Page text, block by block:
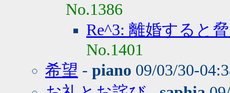
No.1386
Re^3: 離婚すると
No.1401
希望 - piano 09/03/30-